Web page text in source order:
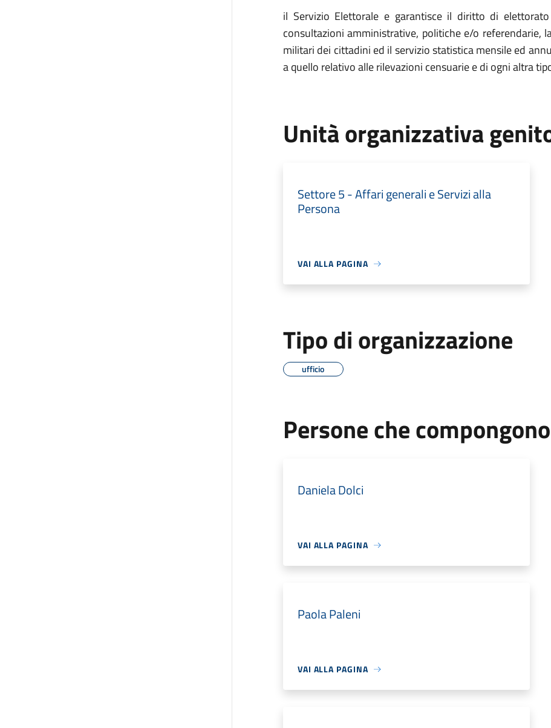
il Servizio Elettorale e garantisce il diritto di
consultazioni amministrative, politiche e/o referendarie,
militari dei cittadini ed il servizio statistica mensile ed
a quello relativo alle rilevazioni censuarie e di ogni altra
Unità organizzativa
Settore 5 - Affari generali e Servizi alla
Persona
VAI ALLA PAGINA
Tipo di organizzazione
ufficio
Persone che
Daniela Dolci
VAI ALLA PAGINA
Paola Paleni
VAI ALLA PAGINA